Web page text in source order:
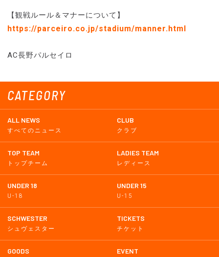
CATEGORY
ALL NEWS
すべてのニュース
CLUB
クラブ
TOP TEAM
トップチーム
LADIES TEAM
レディース
UNDER 18
U-18
UNDER 15
U-15
SCHWESTER
シュヴェスター
TICKETS
チケット
GOODS EVENT
【観戦ルール＆マナーについて】
https://parceiro.co.jp/stadium/manner.html
AC長野パルセイロ